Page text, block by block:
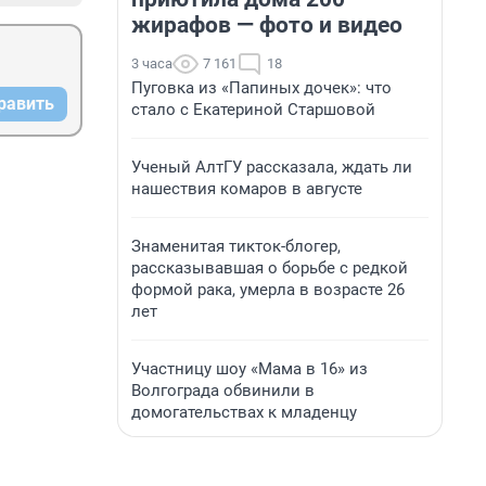
жирафов — фото и видео
3 часа 7 161 18
Пуговка из «Папиных дочек»: что
стало с Екатериной Старшовой
Ученый АлтГУ рассказала, ждать ли
нашествия комаров в августе
Знаменитая тикток-блогер,
рассказывавшая о борьбе с редкой
формой рака, умерла в возрасте 26
лет
Участницу шоу «Мама в 16» из
Волгограда обвинили в
домогательствах к младенцу